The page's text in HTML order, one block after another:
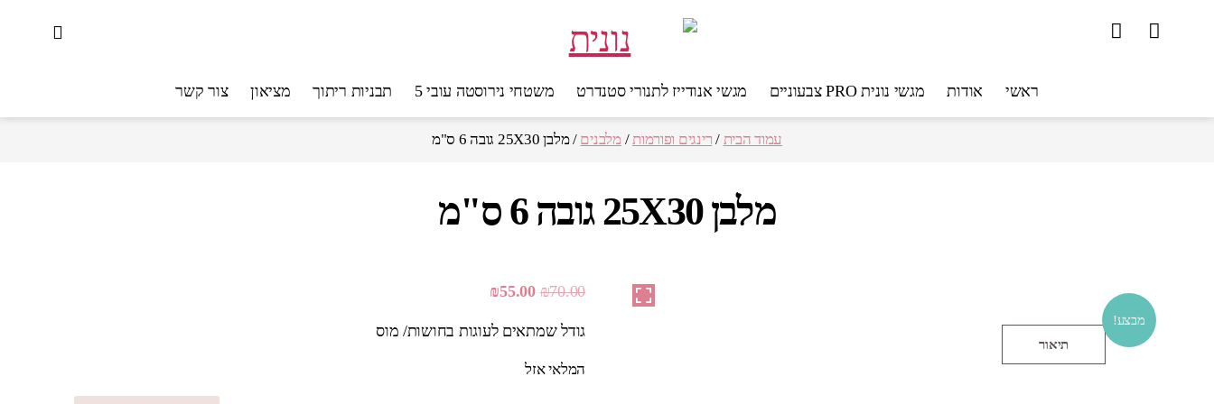
ראשי אודות מגשי נונית PRO צבעוניים מגשי אנודייז לתנורי סטנדרט משטחי נירוסטה עובי 5 תבניות ריתוך מציאון צור קשר
עמוד הבית / רינגים ופורמות/ מלבנים / מלבן 25X30 גובה 6 ס"מ
מלבן 25X30 גובה 6 ס"מ
מבצע!
₪70.00
המחיר
היה:
₪70.00.
₪55.00 המחיר
הוא:
גודל שמתאים לעוגות בחושות/ מוס
המלאי אזל
תיאור